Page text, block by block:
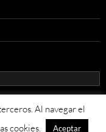
Al navegar el
cookies.
Aceptar